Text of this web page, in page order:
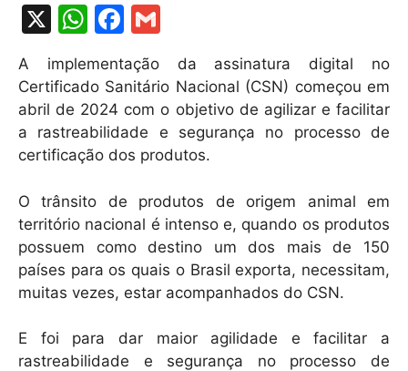
X
W
at
s
A
p
p
F
c
e
b
o
o
k
m
ai
l
A implementação da assinatura digital no
Certificado Sanitário Nacional (CSN) começou em
abril de 2024 com o objetivo de agilizar e facilitar
a rastreabilidade e segurança no processo de
certificação dos produtos.
O trânsito de produtos de origem animal em
território nacional é intenso e, quando os produtos
possuem como destino um dos mais de 150
países para os quais o Brasil exporta, necessitam,
muitas vezes, estar acompanhados do CSN.
E foi para dar maior agilidade e facilitar a
rastreabilidade e segurança no processo de